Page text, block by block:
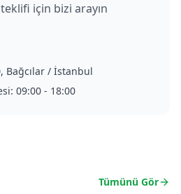
için bizi arayın
Bağcılar / İstanbul
09:00 - 18:00
Tümünü Gör